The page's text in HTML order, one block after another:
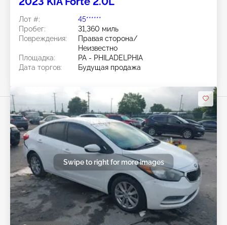
Лот #:
45******
Пробег:
31,360 миль
Повреждения:
Правая сторона/
Неизвестно
Площадка:
PA - PHILADELPHIA
Дата торгов:
Будущая продажа
Swipe to right for more images